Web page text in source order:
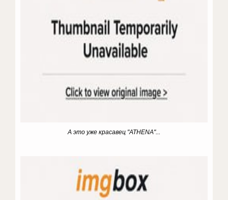
А это уже красавец "ATHENA"...